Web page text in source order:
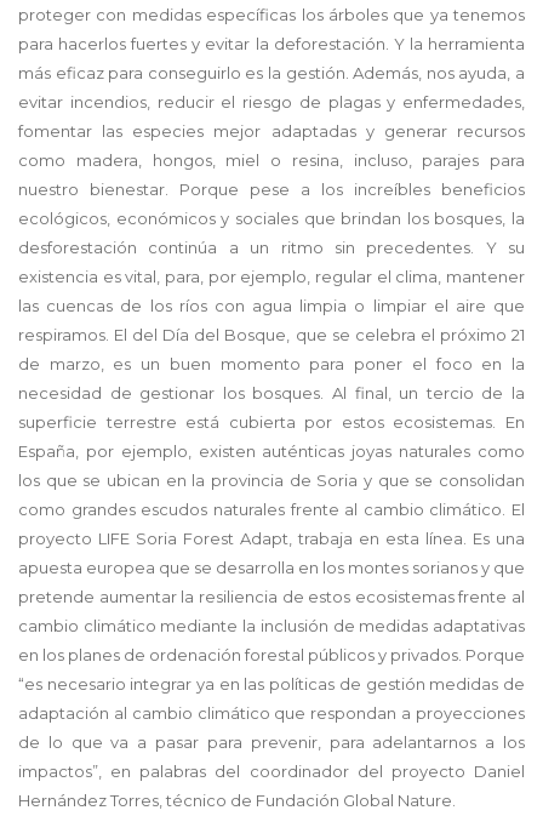
proteger con medidas específicas los árboles que ya tenemos
para hacerlos fuertes y evitar la deforestación. Y la herramienta
más eficaz para conseguirlo es la gestión. Además, nos ayuda, a
evitar incendios, reducir el riesgo de plagas y enfermedades,
fomentar las especies mejor adaptadas y generar recursos
como madera, hongos, miel o resina, incluso, parajes para
nuestro bienestar. Porque pese a los increíbles beneficios
ecológicos, económicos y sociales que brindan los bosques, la
desforestación continúa a un ritmo sin precedentes. Y su
existencia es vital, para, por ejemplo, regular el clima, mantener
las cuencas de los ríos con agua limpia o limpiar el aire que
respiramos. El del Día del Bosque, que se celebra el próximo 21
de marzo, es un buen momento para poner el foco en la
necesidad de gestionar los bosques. Al final, un tercio de la
superficie terrestre está cubierta por estos ecosistemas. En
España, por ejemplo, existen auténticas joyas naturales como
los que se ubican en la provincia de Soria y que se consolidan
como grandes escudos naturales frente al cambio climático. El
proyecto LIFE Soria Forest Adapt, trabaja en esta línea. Es una
apuesta europea que se desarrolla en los montes sorianos y que
pretende aumentar la resiliencia de estos ecosistemas frente al
cambio climático mediante la inclusión de medidas adaptativas
en los planes de ordenación forestal públicos y privados. Porque
“es necesario integrar ya en las políticas de gestión medidas de
adaptación al cambio climático que respondan a proyecciones
de lo que va a pasar para prevenir, para adelantarnos a los
impactos”, en palabras del coordinador del proyecto Daniel
Hernández Torres, técnico de Fundación Global Nature.